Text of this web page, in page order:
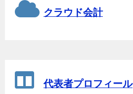
クラウド会計
代表者プロフィール